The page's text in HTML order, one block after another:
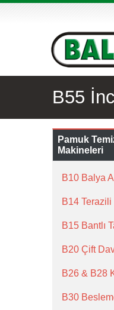
B55
Pamuk
Makineleri
B10 Balya
B14
B15 Bantlı
B20 Çift
B26 & B28
B30